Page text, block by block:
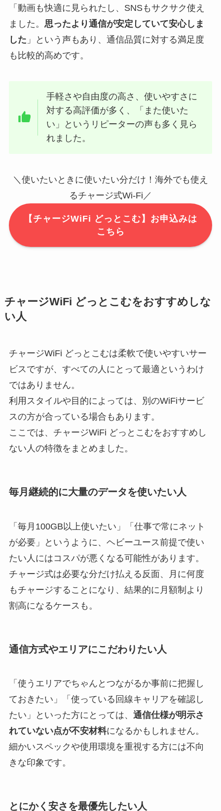
「動画も快適に見られたし、SNSもサクサク使え
ました。 思ったより通信が安定していて安心しま
した 」という声もあり、通信品質に対する満足度
も比較的高めです。
手軽さや自由度の高さ、使いやすさに
対する高評価が多く、「また使いた
い」というリピーターの声も多く見ら
れました。
＼使いたいときに使いたい分だけ！海外でも使え
るチャージ式Wi-Fi／
【チャージWiFi どっとこむ】お申込みは
こちら
チャージWiFi どっとこむをおすすめしな
い人
チャージWiFi どっとこむは柔軟で使いやすいサー
ビスですが、すべての人にとって最適というわけ
ではありません。
利用スタイルや目的によっては、別のWiFiサービ
スの方が合っている場合もあります。
ここでは、チャージWiFi どっとこむをおすすめし
ない人の特徴をまとめました。
毎月継続的に大量のデータを使いたい人
「毎月100GB以上使いたい」「仕事で常にネット
が必要」というように、ヘビーユース前提で使い
たい人にはコスパが悪くなる可能性があります。
チャージ式は必要な分だけ払える反面、月に何度
もチャージすることになり、結果的に月額制より
割高になるケースも。
通信方式やエリアにこだわりたい人
「使うエリアでちゃんとつながるか事前に把握し
ておきたい」「使っている回線キャリアを確認し
たい」といった方にとっては、 通信仕様が明示さ
れていない点が不安材料になるかもしれません。
細かいスペックや使用環境を重視する方には不向
きな印象です。
とにかく安さを最優先したい人